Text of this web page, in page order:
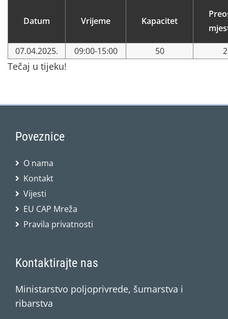
Datum Vrijeme Kapacitet
07.04.2025. 09:00-15:00 50
Tečaj u tijeku!
Poveznice
O nama
Kontakt
Vijesti
EU CAP Mreža
Pravila privatnosti
Kontaktirajte nas
Ministarstvo poljoprivrede, šumarstva i
ribarstva